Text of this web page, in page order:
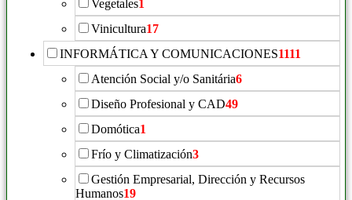
Vegetales1
Vinicultura17
INFORMÁTICA Y COMUNICACIONES1111
Atención Social y/o Sanitária6
Diseño Profesional y CAD49
Domótica1
Frío y Climatización3
Gestión Empresarial, Dirección y Recursos
Humanos19